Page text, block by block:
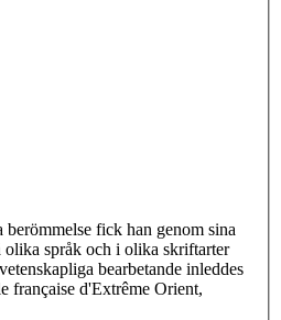
fick han genom sina
olika språk och i olika skriftarter
bearbetande inleddes
française d'Extrême Orient,